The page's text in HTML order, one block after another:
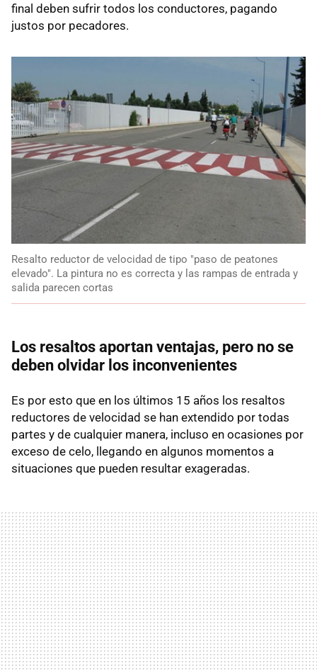
final deben sufrir todos los conductores, pagando
justos por pecadores.
Resalto reductor de velocidad de tipo "paso de peatones
elevado". La pintura no es correcta y las rampas de entrada y
salida parecen cortas
Los resaltos aportan ventajas, pero no se
deben olvidar los inconvenientes
Es por esto que en los últimos 15 años los resaltos
reductores de velocidad se han extendido por todas
partes y de cualquier manera, incluso en ocasiones por
exceso de celo, llegando en algunos momentos a
situaciones que pueden resultar exageradas.